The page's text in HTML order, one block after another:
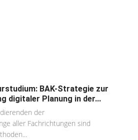
BAK-Strategie zur
digitaler Planung in der...
der
aller Fachrichtungen sind